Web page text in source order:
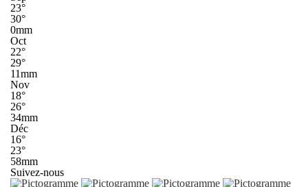
23°
30°
0mm
Oct
22°
29°
11mm
Nov
18°
26°
34mm
Déc
16°
23°
58mm
Suivez-nous